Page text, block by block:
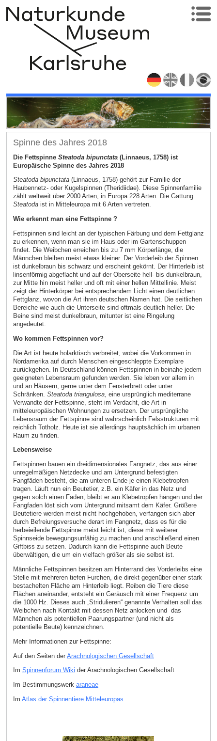
Spinne des Jahres 2018
Die Fettspinne Steatoda bipunctata(Linnaeus, 1758) ist
Europäische Spinne des Jahres 2018
Steatoda bipunctata(Linnaeus, 1758) gehört zur Familie der
Haubennetz- oder Kugelspinnen (Theridiidae). Diese Spinnenfamilie
zählt weltweit über 2000 Arten, in Europa 228 Arten. Die Gattung
Steatodaist in Mitteleuropa mit 6 Arten vertreten.
Wie erkennt man eine Fettspinne ?
Fettspinnen sind leicht an der typischen Färbung und dem Fettglanz
zu erkennen, wenn man sie im Haus oder im Gartenschuppen
findet. Die Weibchen erreichen bis zu 7 mm Körperlänge, die
Männchen bleiben meist etwas kleiner. Der Vorderleib der Spinnen
ist dunkelbraun bis schwarz und erscheint gekörnt. Der Hinterleib ist
linsenförmig abgeflacht und auf der Oberseite hell- bis dunkelbraun,
zur Mitte hin meist heller und oft mit einer hellen Mittellinie. Meist
zeigt der Hinterkörper bei entsprechendem Licht einen deutlichen
Fettglanz, wovon die Art ihren deutschen Namen hat. Die seitlichen
Bereiche wie auch die Unterseite sind oftmals deutlich heller. Die
Beine sind meist dunkelbraun, mitunter ist eine Ringelung
angedeutet.
Wo kommen Fettspinnen vor?
Die Art ist heute holarktisch verbreitet, wobei die Vorkommen in
Nordamerika auf durch Menschen eingeschleppte Exemplare
zurückgehen. In Deutschland können Fettspinnen in beinahe jedem
geeigneten Lebensraum gefunden werden. Sie leben vor allem in
und an Häusern, gerne unter dem Fensterbrett oder unter
Schränken. Steatoda triangulosa, eine ursprünglich mediterrane
Verwandte der Fettspinne, steht im Verdacht, die Art in
mitteleuropäischen Wohnungen zu ersetzen. Der ursprüngliche
Lebensraum der Fettspinne sind wahrscheinlich Felsstrukturen mit
reichlich Totholz. Heute ist sie allerdings hauptsächlich im urbanen
Raum zu finden.
Lebensweise
Fettspinnen bauen ein dreidimensionales Fangnetz, das aus einer
unregelmäßigen Netzdecke und am Untergrund befestigten
Fangfäden besteht, die am unteren Ende je einen Klebetropfen
tragen. Läuft nun ein Beutetier, z.B. ein Käfer in das Netz und
gegen solch einen Faden, bleibt er am Klebetropfen hängen und der
Fangfaden löst sich vom Untergrund mitsamt dem Käfer. Größere
Beutetiere werden meist nicht hochgehoben, verfangen sich aber
durch Befreiungsversuche derart im Fangnetz, dass es für die
herbeieilende Fettspinne meist leicht ist, diese mit weiterer
Spinnseide bewegungsunfähig zu machen und anschließend einen
Giftbiss zu setzen. Dadurch kann die Fettspinne auch Beute
überwältigen, die um ein vielfach größer als sie selbst ist.
Männliche Fettspinnen besitzen am Hinterrand des Vorderleibs eine
Stelle mit mehreren tiefen Furchen, die direkt gegenüber einer stark
bestachelten Fläche am Hinterleib liegt. Reiben die Tiere diese
Flächen aneinander, entsteht ein Geräusch mit einer Frequenz um
die 1000 Hz. Dieses auch „Stridulieren“ genannte Verhalten soll das
Weibchen nach Kontakt mit dessen Netz anlocken und das
Männchen als potentiellen Paarungspartner (und nicht als
potentielle Beute) kennzeichnen.
Mehr Informationen zur Fettspinne:
Auf den Seiten der Arachnologischen Gesellschaft
Im Spinnenforum Wiki der Arachnologischen Gesellschaft
Im Bestimmungswerk araneae
Im Atlas der Spinnentiere Mitteleuropas